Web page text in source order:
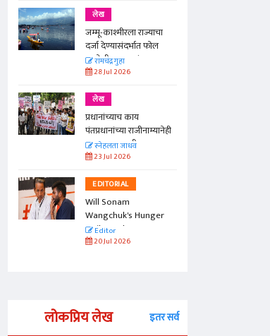
लेख
जम्मू-काश्मीरला राज्याचा
दर्जा देण्यासंदर्भात फोल
ठरलेली आश्वासनं
रामचंद्र गुहा
28 Jul 2026
लेख
प्रधानांच्याच काय
पंतप्रधानांच्या राजीनाम्यानेही
प्रश्न सुटणार नाही, पण...
स्नेहलता जाधव
23 Jul 2026
EDITORIAL
Will Sonam
Wangchuk's Hunger
Strike Make a
Difference?
Editor
20 Jul 2026
लोकप्रिय लेख इतर सर्व